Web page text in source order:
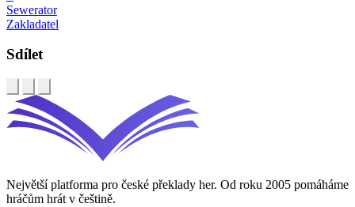
Sewerator
Zakladatel
Sdílet
Největší platforma pro české překlady her. Od roku 2005 pomáháme
hráčům hrát v češtině.